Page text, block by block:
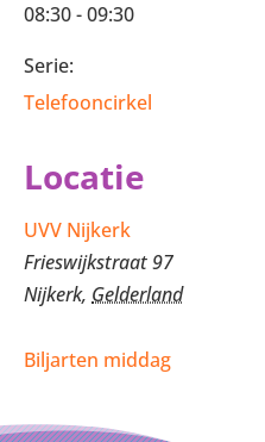
08:30 - 09:30
Serie:
Telefooncirkel
Locatie
UVV Nijkerk
Frieswijkstraat 97
Nijkerk, Gelderland
Biljarten middag